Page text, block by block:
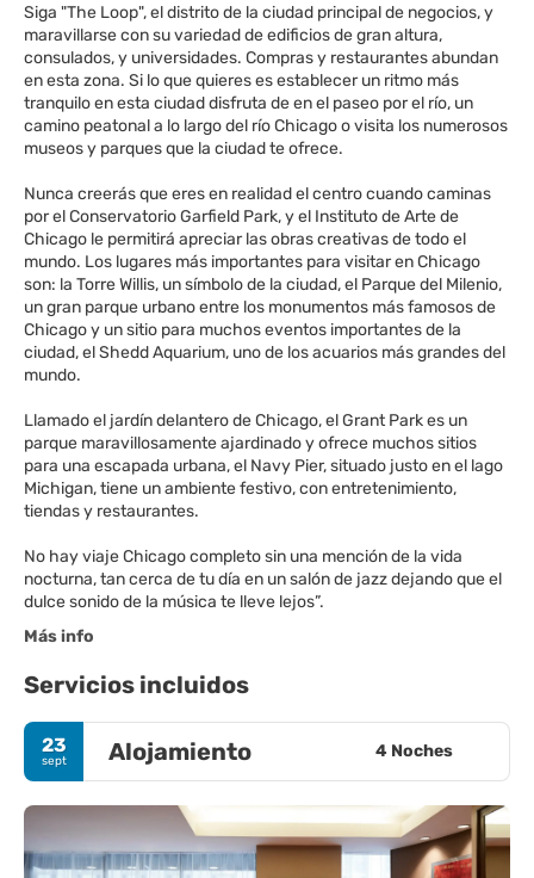
Siga "The Loop", el distrito de la ciudad principal de negocios, y
maravillarse con su variedad de edificios de gran altura,
consulados, y universidades. Compras y restaurantes abundan
en esta zona. Si lo que quieres es establecer un ritmo más
tranquilo en esta ciudad disfruta de en el paseo por el río, un
camino peatonal a lo largo del río Chicago o visita los numerosos
museos y parques que la ciudad te ofrece.
Nunca creerás que eres en realidad el centro cuando caminas
por el Conservatorio Garfield Park, y el Instituto de Arte de
Chicago le permitirá apreciar las obras creativas de todo el
mundo. Los lugares más importantes para visitar en Chicago
son: la Torre Willis, un símbolo de la ciudad, el Parque del Milenio,
un gran parque urbano entre los monumentos más famosos de
Chicago y un sitio para muchos eventos importantes de la
ciudad, el Shedd Aquarium, uno de los acuarios más grandes del
mundo.
Llamado el jardín delantero de Chicago, el Grant Park es un
parque maravillosamente ajardinado y ofrece muchos sitios
para una escapada urbana, el Navy Pier, situado justo en el lago
Michigan, tiene un ambiente festivo, con entretenimiento,
tiendas y restaurantes.
No hay viaje Chicago completo sin una mención de la vida
nocturna, tan cerca de tu día en un salón de jazz dejando que el
Más info
Servicios incluidos
23
sept Alojamiento 4 Noches